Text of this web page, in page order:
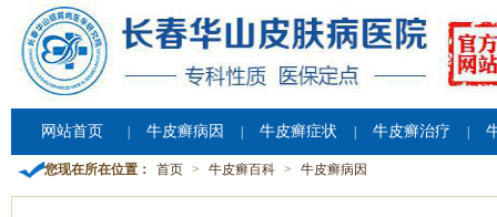
网站首页 牛皮癣病因 牛皮癣症状 牛皮癣治疗
您现在所在位置： 首页 > 牛皮癣百科 > 牛皮癣病因